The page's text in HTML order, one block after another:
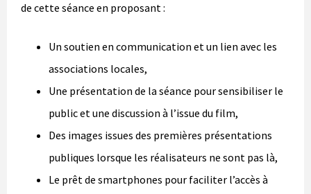
de cette séance en proposant :
Un soutien en communication et un lien avec les
associations locales,
Une présentation de la séance pour sensibiliser le
public et une discussion à l’issue du film,
Des images issues des premières présentations
publiques lorsque les réalisateurs ne sont pas là,
Le prêt de smartphones pour faciliter l’accès à